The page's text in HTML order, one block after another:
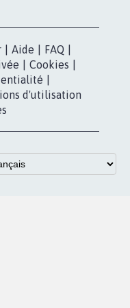
Aide FAQ
Cookies
d'utilisation